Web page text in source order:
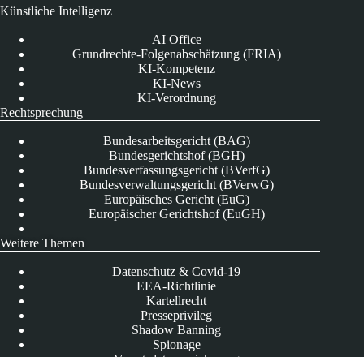
Künstliche Intelligenz
AI Office
Grundrechte-Folgenabschätzung (FRIA)
KI-Kompetenz
KI-News
KI-Verordnung
Rechtsprechung
Bundesarbeitsgericht (BAG)
Bundesgerichtshof (BGH)
Bundesverfassungsgericht (BVerfG)
Bundesverwaltungsgericht (BVerwG)
Europäisches Gericht (EuG)
Europäischer Gerichtshof (EuGH)
Weitere Themen
Datenschutz & Covid-19
EEA-Richtlinie
Kartellrecht
Presseprivileg
Shadow Banning
Spionage